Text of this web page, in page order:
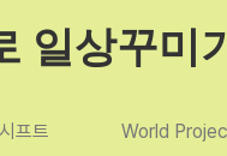
일상꾸미
프트 World